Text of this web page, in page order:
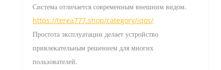
Система отличается современным внешним видом.
https://terea777.shop/category/iqos/
Простота эксплуатации делает устройство
привлекательным решением для многих
пользователей.